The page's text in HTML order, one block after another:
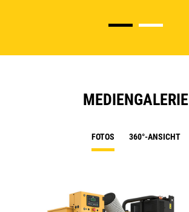
MEDIENGALERIE
FOTOS 360°-ANSICHT